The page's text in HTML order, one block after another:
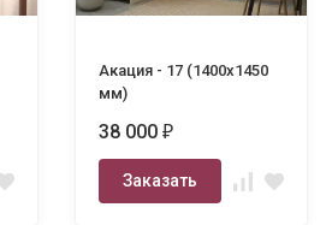
Акация - 17 (1400х1450
мм)
38 000 ₽
Заказать